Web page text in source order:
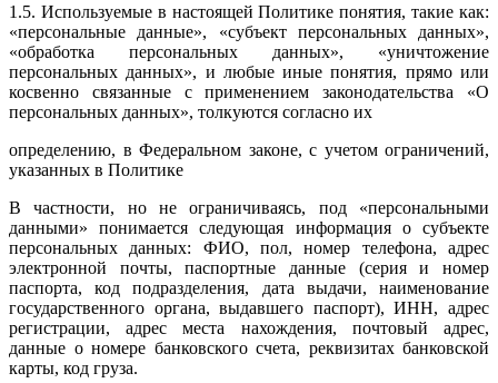
1.5. Используемые в настоящей Политике понятия, такие как:
«персональные данные», «субъект персональных данных»,
«обработка персональных данных», «уничтожение
персональных данных», и любые иные понятия, прямо или
косвенно связанные с применением законодательства «О
персональных данных», толкуются согласно их
определению, в Федеральном законе, с учетом ограничений,
указанных в Политике
В частности, но не ограничиваясь, под «персональными
данными» понимается следующая информация о субъекте
персональных данных: ФИО, пол, номер телефона, адрес
электронной почты, паспортные данные (серия и номер
паспорта, код подразделения, дата выдачи, наименование
государственного органа, выдавшего паспорт), ИНН, адрес
регистрации, адрес места нахождения, почтовый адрес,
данные о номере банковского счета, реквизитах банковской
карты, код груза.